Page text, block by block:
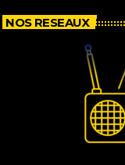
NOS RESEAUX